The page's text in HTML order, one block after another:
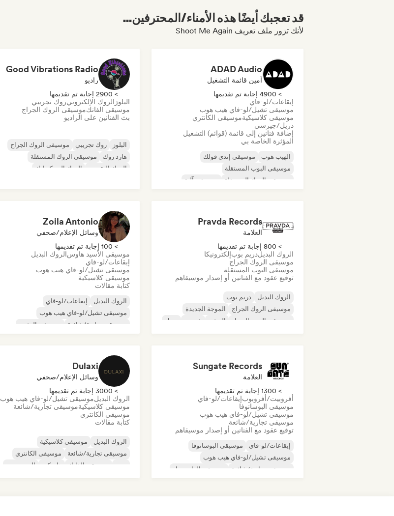
قد تعجبك أيضًا هذه الأمناء/المحترفين...
لأنك تزور ملف تعريف Shoot Me Again
ADAD Audio
أمين قائمة التشغيل
> 4900 إجابة تم تقديمها
إيقاعات/لو-فاي
موسيقى تشيل/لو-فاي هيب هوب
موسيقى كلاسيكيةموسيقى الكانتري
دريل/جيرسي
إضافة فنانين إلى قائمة (قوائم) التشغيل
المؤثرة الخاصة بي
الهيب هوب
موسيقى إندي فولك
موسيقى البوب المستقلة
موسيقى الروك المستقلة
موسيقى آلية
Good Vibrations Radio
راديو
> 2900 إجابة تم تقديمها
البلوز الروك الإلكترونيروك تجريبي
موسيقى الفانكموسيقى الروك الجراج
بث الفنانين على الراديو
البلوز روك تجريبي
موسيقى الروك الجراج
هارد روك
موسيقى الروك المستقلة
الروك التقدمي
الروك السيكديليك
Pravda Records
العلامة
> 800 إجابة تم تقديمها
الروك البديلدريم بوبإلكترونيكا
موسيقى الروك الجراج
موسيقى البوب المستقلة
توقيع عقود مع الفنانين أو إصدار موسيقاهم
الروك البديل
دريم بوب
موسيقى الروك الجراج
الموجة الجديدة
موسيقى البوب السول
الريغي شوجيز سول
Zoila Antonio
وسائل الإعلام/صحفي
> 100 إجابة تم تقديمها
موسيقى الأسيد هاوسالروك البديل
إيقاعات/لو-فاي
موسيقى تشيل/لو-فاي هيب هوب
موسيقى كلاسيكية
كتابة مقالات
الروك البديل
إيقاعات/لو-فاي
موسيقى تشيل/لو-فاي هيب هوب
موسيقى تجارية/شائعة
موسيقى الرقص
Sungate Records
العلامة
> 1300 إجابة تم تقديمها
أفروبيت/أفروبوبإيقاعات/لو-فاي
موسيقى البوسانوفا
موسيقى تشيل/لو-فاي هيب هوب
موسيقى تجارية/شائعة
توقيع عقود مع الفنانين أو إصدار موسيقاهم
إيقاعات/لو-فاي
موسيقى البوسانوفا
موسيقى تشيل/لو-فاي هيب هوب
موسيقى تجارية/شائعة
موسيقى الدانسهول
Dulaxi
وسائل الإعلام/صحفي
> 3000 إجابة تم تقديمها
الروك البديلموسيقى تشيل/لو-فاي هيب هوب
موسيقى كلاسيكيةموسيقى تجارية/شائعة
موسيقى الكانتري
كتابة مقالات
الروك البديل
موسيقى كلاسيكية
موسيقى تجارية/شائعة
موسيقى الكانتري
موسيقى الفانك هاردكور الهيب هوب